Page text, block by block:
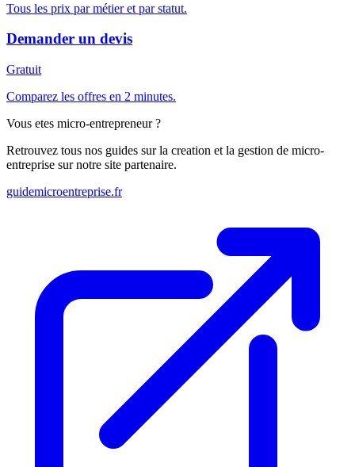
Tous les prix par métier et par statut.
Demander un devis
Gratuit
Comparez les offres en 2 minutes.
Vous etes micro-entrepreneur ?
Retrouvez tous nos guides sur la creation et la gestion de micro-
entreprise sur notre site partenaire.
guidemicroentreprise.fr